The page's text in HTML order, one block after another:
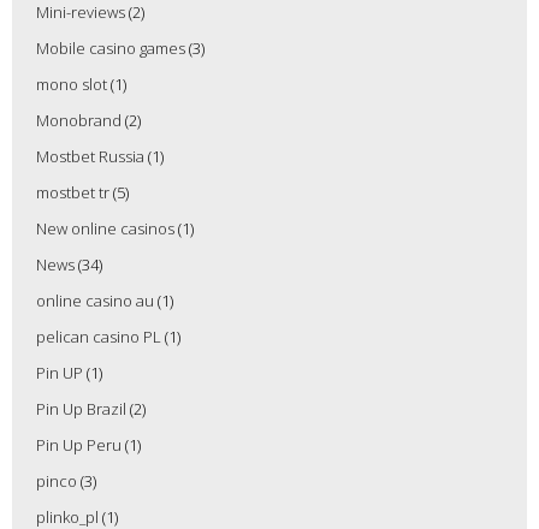
Mini-reviews(2)
Mobile casino games(3)
mono slot(1)
Monobrand (2)
Mostbet Russia (1)
mostbet tr(5)
New online casinos(1)
News(34)
online casino au (1)
pelican casino PL(1)
Pin UP (1)
Pin Up Brazil (2)
Pin Up Peru (1)
pinco (3)
plinko_pl (1)